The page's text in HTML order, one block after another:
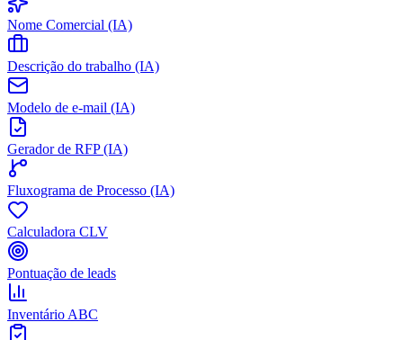
Nome Comercial (IA)
Descrição do trabalho (IA)
Modelo de e-mail (IA)
Gerador de RFP (IA)
Fluxograma de Processo (IA)
Calculadora CLV
Pontuação de leads
Inventário ABC